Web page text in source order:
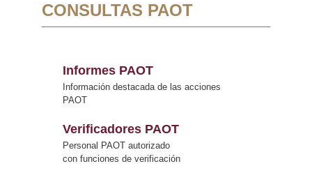
CONSULTAS PAOT
Informes PAOT
Información destacada de las acciones
PAOT
Verificadores PAOT
Personal PAOT autorizado
con funciones de verificación